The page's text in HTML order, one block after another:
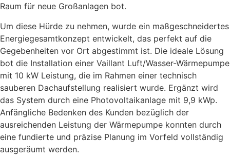
Raum für neue Großanlagen bot.
Um diese Hürde zu nehmen, wurde ein maßgeschneidertes
Energiegesamtkonzept entwickelt, das perfekt auf die
Gegebenheiten vor Ort abgestimmt ist. Die ideale Lösung
bot die Installation einer Vaillant Luft/Wasser-Wärmepumpe
mit 10 kW Leistung, die im Rahmen einer technisch
sauberen Dachaufstellung realisiert wurde. Ergänzt wird
das System durch eine Photovoltaikanlage mit 9,9 kWp.
Anfängliche Bedenken des Kunden bezüglich der
ausreichenden Leistung der Wärmepumpe konnten durch
eine fundierte und präzise Planung im Vorfeld vollständig
ausgeräumt werden.